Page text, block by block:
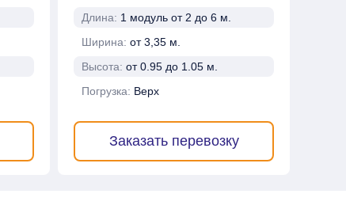
Длина: 1 модуль от 2 до 6 м.
Ширина: от 3,35 м.
Высота: от 0.95 до 1.05 м.
Погрузка: Верх
Заказать перевозку